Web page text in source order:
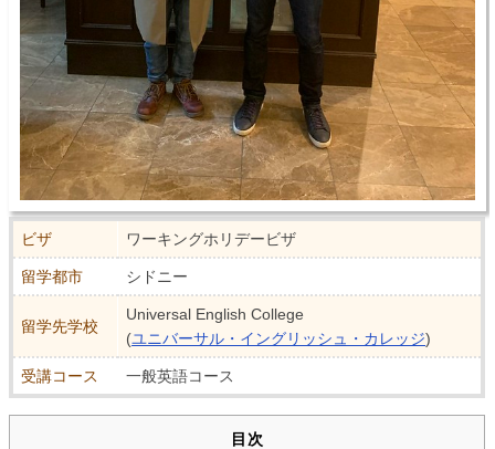
ビザ ワーキングホリデービザ
留学都市 シドニー
留学先学校
Universal English College
(ユニバーサル・イングリッシュ・カレッジ)
受講コース 一般英語コース
目次